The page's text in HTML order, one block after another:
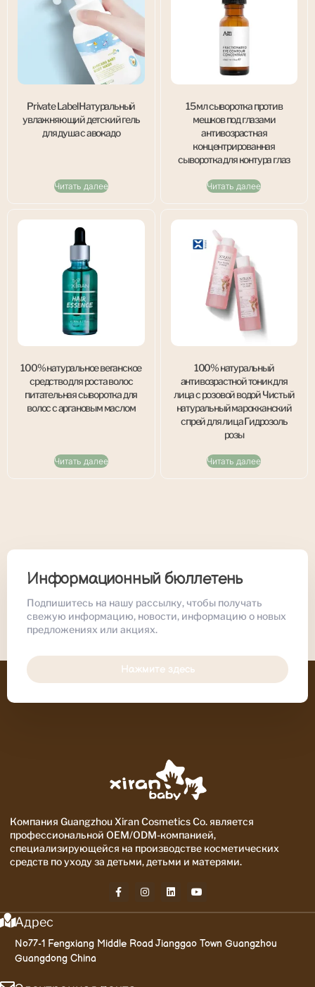
Private Label Натуральный
увлажняющий детский гель
для душа с авокадо
Читать далее
15 мл сыворотка против
мешков под глазами
антивозрастная
концентрированная
сыворотка для контура глаз
Читать далее
100% натуральное веганское
средство для роста волос
питательная сыворотка для
волос с аргановым маслом
Читать далее
100% натуральный
антивозрастной тоник для
лица с розовой водой Чистый
натуральный марокканский
спрей для лица Гидрозоль
розы
Читать далее
Информационный бюллетень
Подпишитесь на нашу рассылку, чтобы получать
свежую информацию, новости, информацию о новых
предложениях или акциях.
Нажмите здесь
Компания Guangzhou Xiran Cosmetics Co. является
профессиональной OEM/ODM-компанией,
специализирующейся на производстве косметических
средств по уходу за детьми, детьми и матерями.
Адрес
No77-1 Fengxiang Middle Road Jianggao Town Guangzhou
Guangdong China